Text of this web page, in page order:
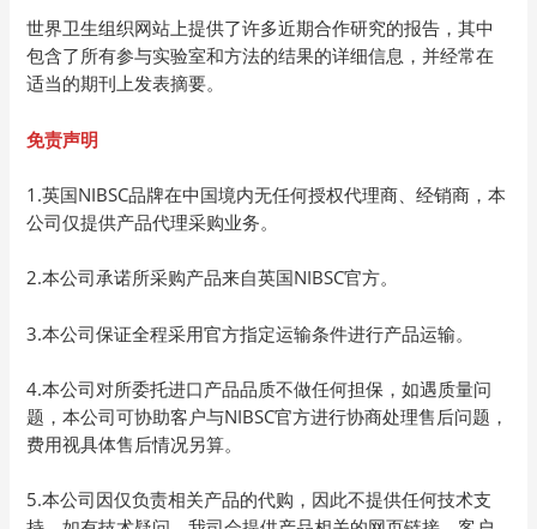
世界卫生组织网站上提供了许多近期合作研究的报告，其中
包含了所有参与实验室和方法的结果的详细信息，并经常在
适当的期刊上发表摘要。
免责声明
1.英国NIBSC品牌在中国境内无任何授权代理商、经销商，本
公司仅提供产品代理采购业务。
2.本公司承诺所采购产品来自英国NIBSC官方。
3.本公司保证全程采用官方指定运输条件进行产品运输。
4.本公司对所委托进口产品品质不做任何担保，如遇质量问
题，本公司可协助客户与NIBSC官方进行协商处理售后问题，
费用视具体售后情况另算。
5.本公司因仅负责相关产品的代购，因此不提供任何技术支